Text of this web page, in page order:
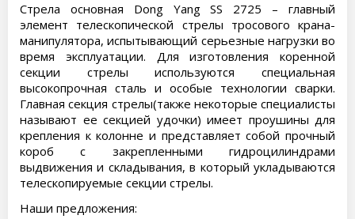
Стрела основная Dong Yang SS 2725 – главный
элемент телескопической стрелы тросового крана-
манипулятора, испытывающий серьезные нагрузки во
время эксплуатации. Для изготовления коренной
секции стрелы используются специальная
высокопрочная сталь и особые технологии сварки.
Главная секция стрелы(также некоторые специалисты
называют ее секцией удочки) имеет проушины для
крепления к колонне и представляет собой прочный
короб с закрепленными гидроцилиндрами
выдвижения и складывания, в который укладываются
телескопируемые секции стрелы.
Наши предложения: